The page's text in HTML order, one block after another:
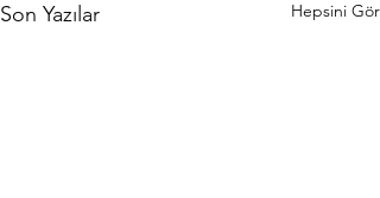
Son Yazılar Hepsini Gör